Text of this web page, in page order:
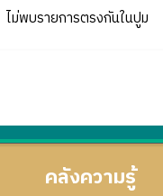
ไม่พบรายการตรงกันในปูม
คลังความรู้